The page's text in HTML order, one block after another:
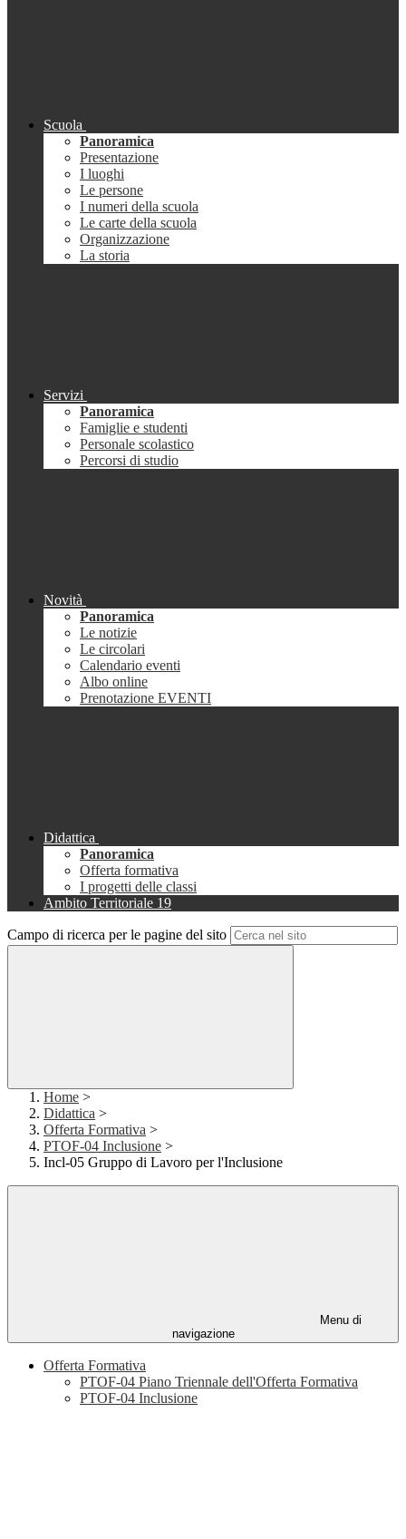
Scuola
Panoramica
Presentazione
I luoghi
Le persone
I numeri della scuola
Le carte della scuola
Organizzazione
La storia
Servizi
Panoramica
Famiglie e studenti
Personale scolastico
Percorsi di studio
Novità
Panoramica
Le notizie
Le circolari
Calendario eventi
Albo online
Prenotazione EVENTI
Didattica
Panoramica
Offerta formativa
I progetti delle classi
Ambito Territoriale 19
Campo di ricerca per le pagine del sito
Home >
Didattica >
Offerta Formativa >
PTOF-04 Inclusione >
Incl-05 Gruppo di Lavoro per l'Inclusione
Menu di
navigazione
Offerta Formativa
PTOF-04 Piano Triennale dell'Offerta Formativa
PTOF-04 Inclusione